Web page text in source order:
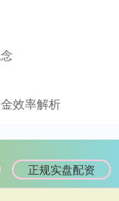
效率解析
正规实盘配资